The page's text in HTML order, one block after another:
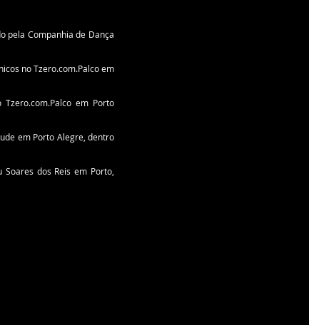
pela Companhia de Dança
no Tzero.com.Palco em
em Porto
em Porto Alegre, dentro
dos Reis em Porto,